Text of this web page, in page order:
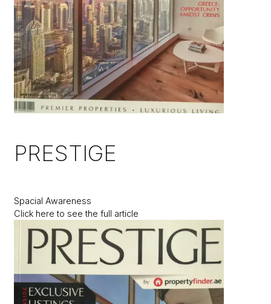
PRESTIGE
Spacial Awareness
Click here to see the full article